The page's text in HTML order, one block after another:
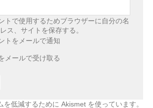
トで使用するためブラウザーに自分の名
ス、サイトを保存する。
トをメールで通知
メールで受け取る
を低減するために Akismet を使っています。